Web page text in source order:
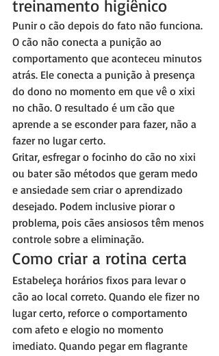
treinamento higiênico
Punir o cão depois do fato não funciona.
O cão não conecta a punição ao
comportamento que aconteceu minutos
atrás. Ele conecta a punição à presença
do dono no momento em que vê o xixi
no chão. O resultado é um cão que
aprende a se esconder para fazer, não a
fazer no lugar certo.
Gritar, esfregar o focinho do cão no xixi
ou bater são métodos que geram medo
e ansiedade sem criar o aprendizado
desejado. Podem inclusive piorar o
problema, pois cães ansiosos têm menos
controle sobre a eliminação.
Como criar a rotina certa
Estabeleça horários fixos para levar o
cão ao local correto. Quando ele fizer no
lugar certo, reforce o comportamento
com afeto e elogio no momento
imediato. Quando pegar em flagrante